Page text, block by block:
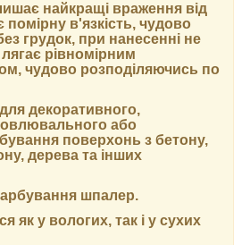
найкращі враження від
в'язкість, чудово
грудок, при нанесенні не
рівномірним
чудово розподіляючись по
декоративного,
або
поверхонь з бетону,
дерева та інших
шпалер.
як у вологих, так і у сухих